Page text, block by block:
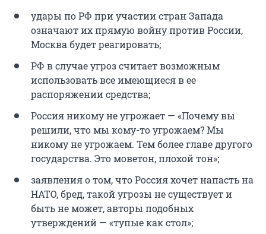
удары по РФ при участии стран Запада
означают их прямую войну против России,
Москва будет реагировать;
РФ в случае угроз считает возможным
использовать все имеющиеся в ее
распоряжении средства;
Россия никому не угрожает — «Почему вы
решили, что мы кому-то угрожаем? Мы
никому не угрожаем. Тем более главе другого
государства. Это моветон, плохой тон»;
заявления о том, что Россия хочет напасть на
НАТО, бред, такой угрозы не существует и
быть не может, авторы подобных
утверждений — «тупые как стол»;